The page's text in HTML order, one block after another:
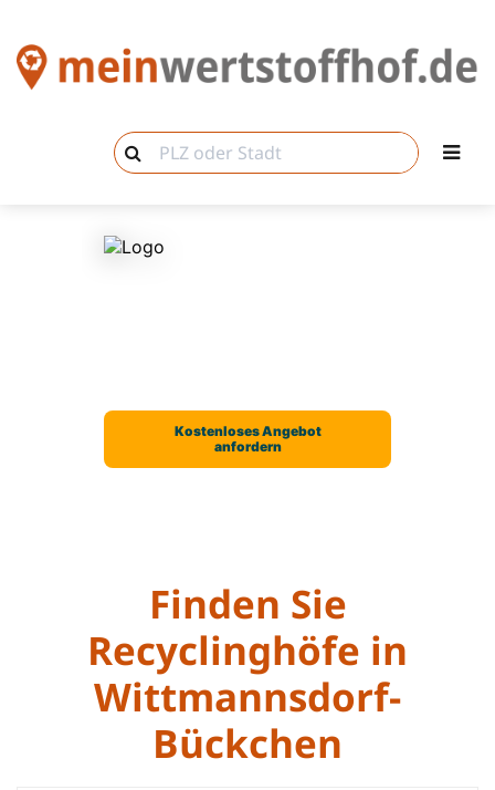
Finden Sie
Recyclinghöfe in
Wittmannsdorf-
Bückchen